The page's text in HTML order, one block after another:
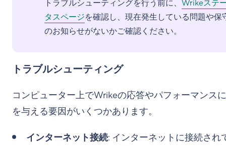
トラブルシューティングを行う前に、 Wrikeステ
タスページを確認し、現在発生している問題や保
のお知らせがないかご確認ください。
トラブルシューティング
コンピューター上でWrikeの応答やパフォーマンス
を与える要因がいくつかあります。
インターネット接続: インターネットに接続され